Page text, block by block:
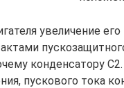
увеличение
конденсатору
пускового тока